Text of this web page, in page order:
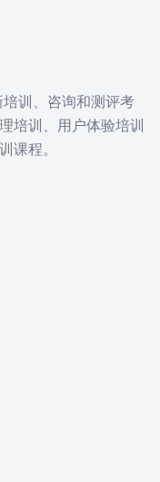
培训、咨询和测评考
培训、用户体验培训
课程。